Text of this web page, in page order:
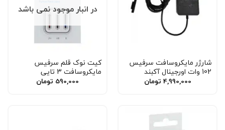
شارژر مایکروسافت سرفیس
102 وات اورجینال آکبند
4,990,000 تومان
در انبار موجود نمی باشد
کیت نوک قلم سرفیس
مایکروسافت 3 تایی
590,000 تومان